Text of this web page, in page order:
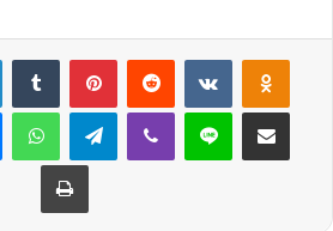
LinkedInTumblr PinterestReddit VKontakte
MessengerWhatsAppTelegramViber Line E-Posta ile
Yazdır